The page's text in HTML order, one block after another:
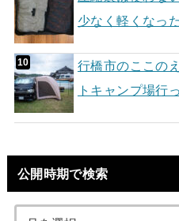
少なく軽くなった
行橋市のここの
トキャンプ場行
公開時期で検索